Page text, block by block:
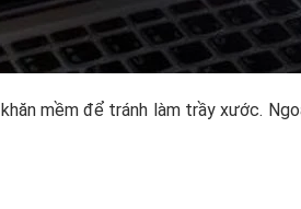
mềm để tránh làm trầy xước.